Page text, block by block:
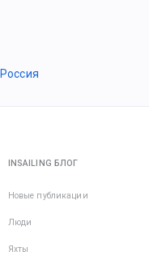
Россия
INSAILING БЛОГ
Новые публикации
Люди
Яхты